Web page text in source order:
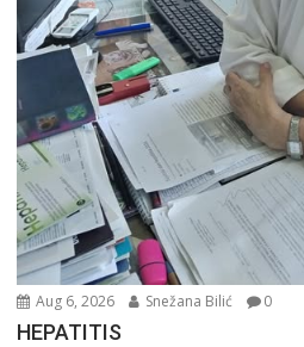
Aug 6, 2026 Snežana Bilić 0
HEPATITIS